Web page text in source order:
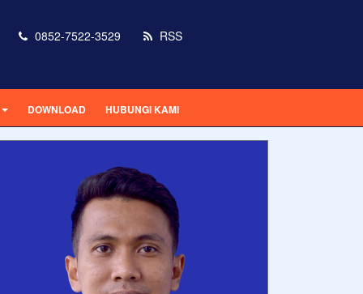
0852-7522-3529 RSS
DOWNLOAD HUBUNGI KAMI